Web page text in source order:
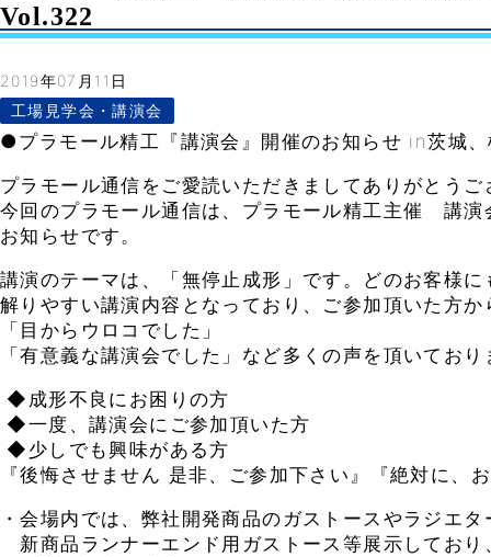
Vol.322
2019年07月11日
工場見学会・講演会
●プラモール精工『講演会』開催のお知らせ in茨城
プラモール通信をご愛読いただきましてありがとうご
今回のプラモール通信は、プラモール精工主催 講演
お知らせです。
講演のテーマは、「無停止成形」です。どのお客様に
解りやすい講演内容となっており、ご参加頂いた方か
「目からウロコでした」
「有意義な講演会でした」など多くの声を頂いており
◆成形不良にお困りの方
◆一度、講演会にご参加頂いた方
◆少しでも興味がある方
『後悔させません 是非、ご参加下さい』『絶対に、
・会場内では、弊社開発商品のガストースやラジエ
新商品ランナーエンド用ガストース等展示しており